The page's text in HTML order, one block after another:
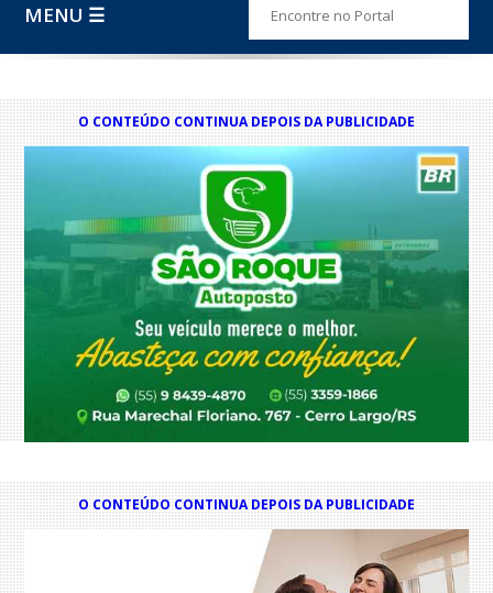
MENU ☰
O CONTEÚDO CONTINUA DEPOIS DA PUBLICIDADE
O CONTEÚDO CONTINUA DEPOIS DA PUBLICIDADE